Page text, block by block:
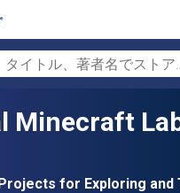
へスキップ
イトル、著者名でストア
Minecraft
for Exploring and